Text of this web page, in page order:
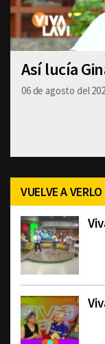
Así lucía
06 de agosto del
VUELVE A VERLO